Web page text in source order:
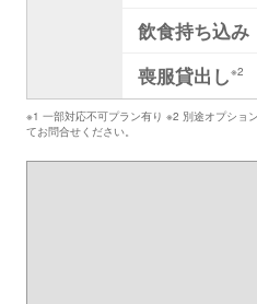
飲食持ち込み
喪服貸出し※2
※1 一部対応不可プラン有り ※2 別途オプショ
てお問合せください。